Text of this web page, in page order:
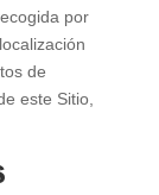
por
de
este Sitio,